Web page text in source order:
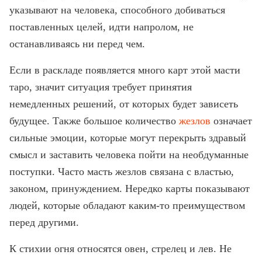
указывают на человека, способного добиваться
поставленных целей, идти напролом, не
останавливаясь ни перед чем.
Если в раскладе появляется много карт этой масти
таро, значит ситуация требует принятия
немедленных решений, от которых будет зависеть
будущее. Также большое количество жезлов означает
сильные эмоции, которые могут перекрыть здравый
смысл и заставить человека пойти на необдуманные
поступки. Часто масть жезлов связана с властью,
законом, принуждением. Нередко карты показывают
людей, которые обладают каким-то преимуществом
перед другими.
К стихии огня относятся овен, стрелец и лев. Не